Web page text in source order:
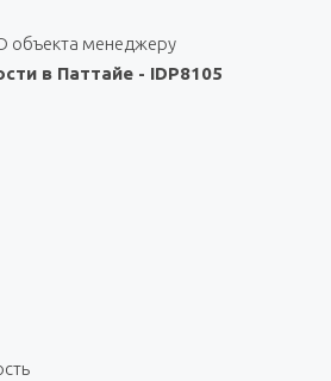
объекта менеджеру
в Паттайе - IDP8105